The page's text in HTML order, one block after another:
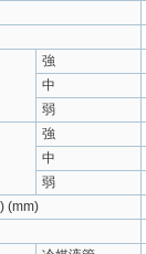
強
中
弱
強
中
弱
(mm)